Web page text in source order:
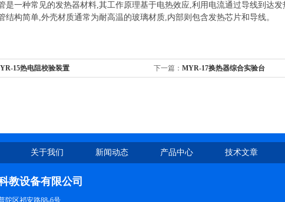
是一种常见的发热器材料,其工作原理基于电热效应,利用电流通过导线到达
结构简单,外壳材质通常为耐高温的玻璃材质,内部则包含发热芯片和导线。
15热电阻校验装置 下一篇： MYR-17换热器综合实验台
关于我们 新闻动态 产品中心 技术文章
教设备有限公司
陀区祁安路88-6号